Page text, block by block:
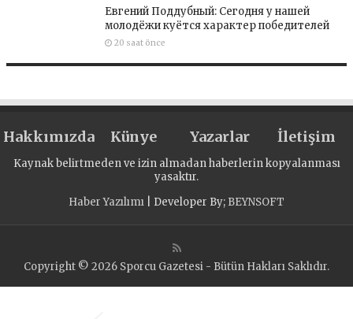
Евгений Поддубный: Сегодня у нашей
молодёжи куётся характер победителей
20 saat önce
Hakkımızda Künye Yazarlar İletişim
Kaynak belirtmeden ve izin almadan haberlerin kopyalanması
yasaktır.
Haber Yazılımı | Developer By; BEYNSOFT
Copyright © 2026 Sporcu Gazetesi - Bütün Hakları Saklıdır.